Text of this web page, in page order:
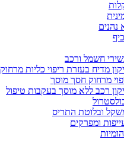
נהנים
חשמל ורכב
מדיח בעזרת ריפוי כליות מרחוק
מרחוק חסך מוסך
רכב ללא מוסך בעקבות טיפול
ובלוטת התריס
ומפרקים